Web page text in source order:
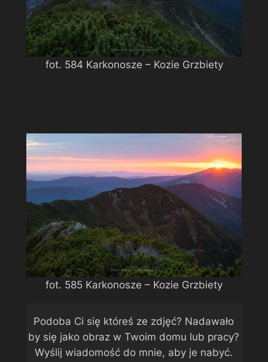
fot. 584 Karkonosze – Kozie Grzbiety
fot. 585 Karkonosze – Kozie Grzbiety
Podoba Ci się któreś ze zdjęć? Nadawało
by się jako obraz w Twoim domu lub pracy?
Wyślij wiadomość do mnie, aby je nabyć.